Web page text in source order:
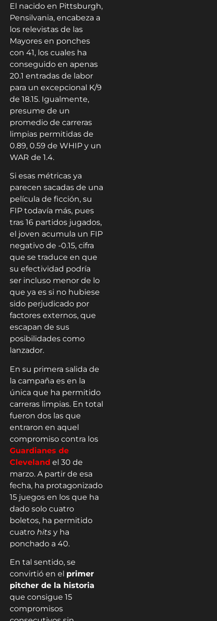
El nacido en Pittsburgh,
Pensilvania, encabeza a
los relevistas de las
Mayores en ponches
con 41, los cuales ha
conseguido en apenas
20.1 entradas de labor
para un excepcional K/9
de 18.15. Igualmente,
presume de un
promedio de carreras
limpias permitidas de
0.89, 0.59 de WHIP y un
WAR de 1.4.
Si esas métricas ya
parecen sacadas de una
película de ficción, su
FIP todavía más, pues
tras 16 partidos jugados,
el joven acumula un FIP
negativo de -0.15, cifra
que se traduce en que
su efectividad podría
ser incluso menor de lo
que ya es si no hubiese
sido perjudicado por
factores externos, que
escapan de sus
posibilidades como
lanzador.
En su primera salida de
la campaña es en la
única que ha permitido
carreras limpias. En total
fueron dos las que
entraron en aquel
compromiso contra los
Guardianes de
Cleveland el 30 de
marzo. A partir de esa
fecha, ha protagonizado
15 juegos en los que ha
dado solo cuatro
boletos, ha permitido
cuatro hits y ha
ponchado a 40.
En tal sentido, se
convirtió en el primer
pitcher de la historia
que consigue 15
compromisos